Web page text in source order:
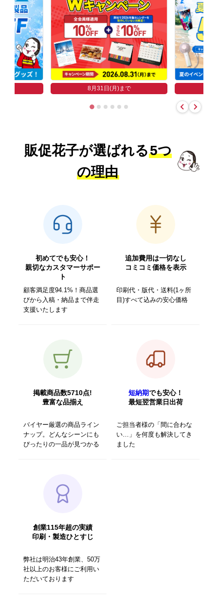
8月31日(月)まで
販促花子が選ばれる5つ
の理由
初めてでも安心！
親切なカスタマーサポー
ト
顧客満足度94.1%！商品選
びから入稿・納品まで伴走
支援いたします
追加費用は一切なし
コミコミ価格を表示
印刷代・版代・送料(1ヶ所
目)すべて込みの安心価格
掲載商品数5710点!
豊富な品揃え
バイヤー厳選の商品ライン
ナップ。どんなシーンにも
ぴったりの一品が見つかる
短納期でも安心！
最短翌営業日出荷
ご担当者様の「間に合わな
い…」を何度も解決してき
ました
創業115年超の実績
印刷・製造ひとすじ
弊社は明治43年創業、50万
社以上のお客様にご利用い
ただいております